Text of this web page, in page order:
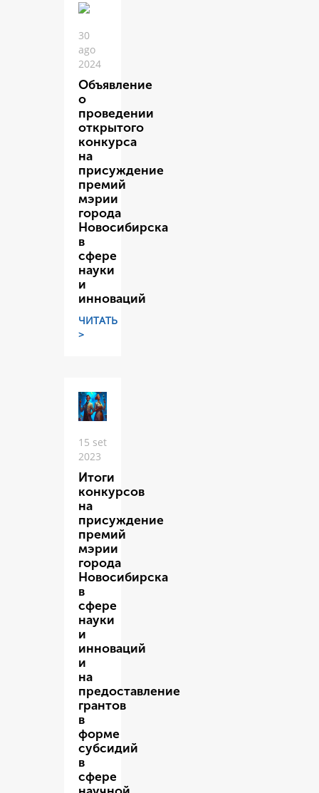
30
ago
2024
Объявление
о
проведении
открытого
конкурса
на
присуждение
премий
мэрии
города
Новосибирска
в
сфере
науки
и
инноваций
ЧИТАТЬ
>
15 set
2023
Итоги
конкурсов
на
присуждение
премий
мэрии
города
Новосибирска
в
сфере
науки
и
инноваций
и
на
предоставление
грантов
в
форме
субсидий
в
сфере